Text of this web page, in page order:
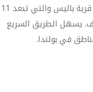
يقع مطار جون بول الثاني الدولي في قرية باليس والتي تبعد 11
يسهل الطريق السريع